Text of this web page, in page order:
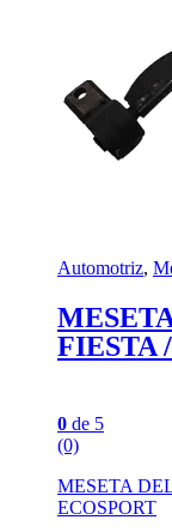
Automotriz,
FIESTA
0 de 5
(0)
MESETA
ECOSPORT